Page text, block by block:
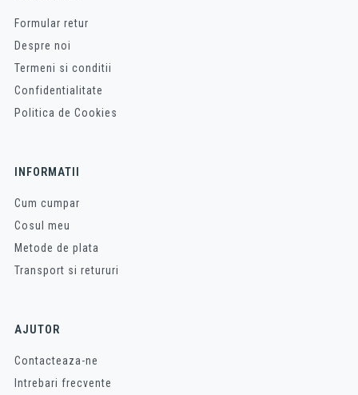
Formular retur
Despre noi
Termeni si conditii
Confidentialitate
Politica de Cookies
INFORMATII
Cum cumpar
Cosul meu
Metode de plata
Transport si retururi
AJUTOR
Contacteaza-ne
Intrebari frecvente